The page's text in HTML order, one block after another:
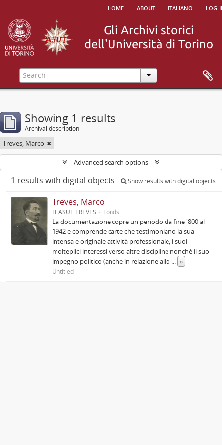
home about italiano log
Showing 1 results
Archival description
Treves, Marco
Advanced search options
1 results with digital objects Show results with digital objects
Treves, Marco
IT ASUT TREVES Fonds
La documentazione copre un periodo da fine '800 al
1942 e comprende carte che testimoniano la sua
intensa e originale attività professionale, i suoi
molteplici interessi verso altre discipline nonché il suo
impegno politico (anche in relazione allo ... »
Untitled